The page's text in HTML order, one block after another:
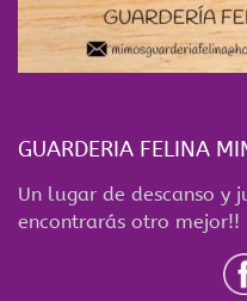
GUARDERIA FELINA
Un lugar de descanso y
encontrarás otro mejor!!